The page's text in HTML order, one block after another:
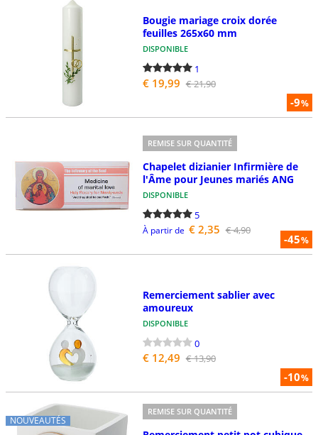
-9%
Bougie mariage croix dorée
feuilles 265x60 mm
DISPONIBLE
1
€ 19,99 € 21,90
-45%
REMISE SUR QUANTITÉ
Chapelet dizianier Infirmière de
l'Âme pour Jeunes mariés ANG
DISPONIBLE
5
À partir de € 2,35 € 4,90
-10%
Remerciement sablier avec
amoureux
DISPONIBLE
0
€ 12,49 € 13,90
NOUVEAUTÉS
REMISE SUR QUANTITÉ